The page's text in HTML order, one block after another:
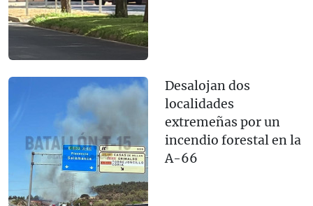
Desalojan dos
localidades
extremeñas por un
incendio forestal en la
A-66